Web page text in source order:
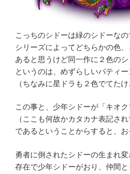
こっちのシドーは緑のシドーなの
シリーズによってどちらかの色
あると思うけど同一作に２色の
というのは、めずらしいパティー
（ちなみに星ドラも２色でてたけ
この事と、少年シドーが「キオク
（ここも何故かカタカナ表記され
であるということからすると、お
勇者に倒されたシドーの生まれ
存在で少年シドーがおり、仲間